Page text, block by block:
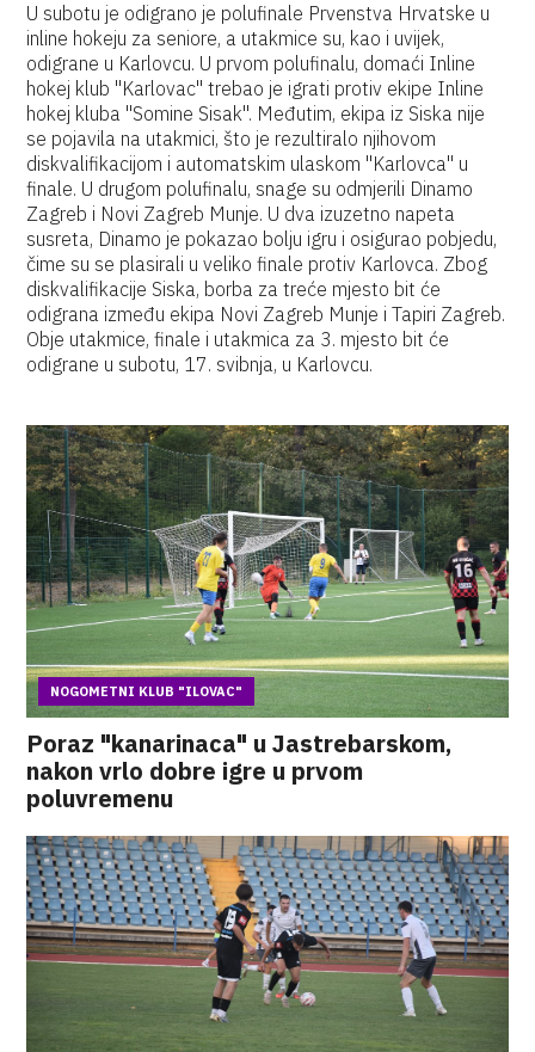
U subotu je odigrano je polufinale Prvenstva Hrvatske u
inline hokeju za seniore, a utakmice su, kao i uvijek,
odigrane u Karlovcu. U prvom polufinalu, domaći Inline
hokej klub "Karlovac" trebao je igrati protiv ekipe Inline
hokej kluba "Somine Sisak". Međutim, ekipa iz Siska nije
se pojavila na utakmici, što je rezultiralo njihovom
diskvalifikacijom i automatskim ulaskom "Karlovca" u
finale. U drugom polufinalu, snage su odmjerili Dinamo
Zagreb i Novi Zagreb Munje. U dva izuzetno napeta
susreta, Dinamo je pokazao bolju igru i osigurao pobjedu,
čime su se plasirali u veliko finale protiv Karlovca. Zbog
diskvalifikacije Siska, borba za treće mjesto bit će
odigrana između ekipa Novi Zagreb Munje i Tapiri Zagreb.
Obje utakmice, finale i utakmica za 3. mjesto bit će
odigrane u subotu, 17. svibnja, u Karlovcu.
NOGOMETNI KLUB "ILOVAC"
Poraz "kanarinaca" u Jastrebarskom,
nakon vrlo dobre igre u prvom
poluvremenu